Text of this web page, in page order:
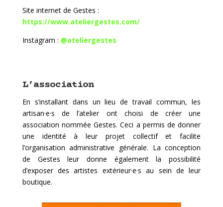
Site internet de Gestes :
https://www.ateliergestes.com/
Instagram : @ateliergestes
L’association
En s’installant dans un lieu de travail commun, les
artisan·e·s de l’atelier ont choisi de créer une
association nommée Gestes. Ceci a permis de donner
une identité à leur projet collectif et facilite
l’organisation administrative générale. La conception
de Gestes leur donne également la possibilité
d’exposer des artistes extérieur·e·s au sein de leur
boutique.